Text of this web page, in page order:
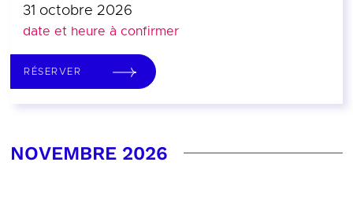
31 octobre 2026
date et heure à confirmer
RÉSERVER
NOVEMBRE 2026